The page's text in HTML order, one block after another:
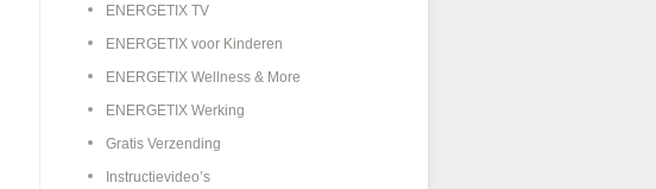
ENERGETIX TV
ENERGETIX voor Kinderen
ENERGETIX Wellness & More
ENERGETIX Werking
Gratis Verzending
Instructievideo’s